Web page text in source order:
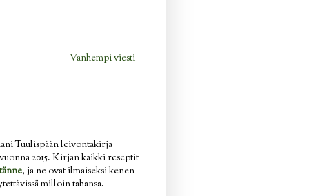
Vanhempi viesti
Tuulispään leivontakirja
2015. Kirjan kaikki reseptit
tänne, ja ne ovat ilmaiseksi kenen
milloin tahansa.